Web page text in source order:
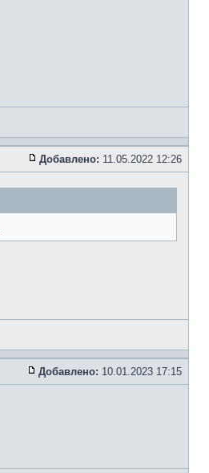
Добавлено: 11.05.2022 12:26
Добавлено: 10.01.2023 17:15